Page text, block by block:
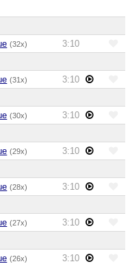
(32x)
3:10
(31x)
3:10
(30x)
3:10
(29x)
3:10
(28x)
3:10
(27x)
3:10
(26x)
3:10